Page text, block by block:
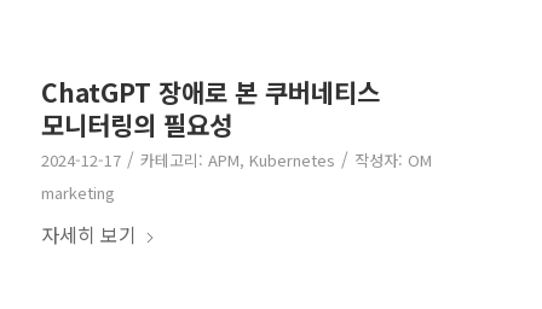
ChatGPT 장애로 본 쿠버네티스
모니터링의 필요성
2024-12-17 / 카테고리: APM, Kubernetes / 작성자: OM
marketing
자세히 보기